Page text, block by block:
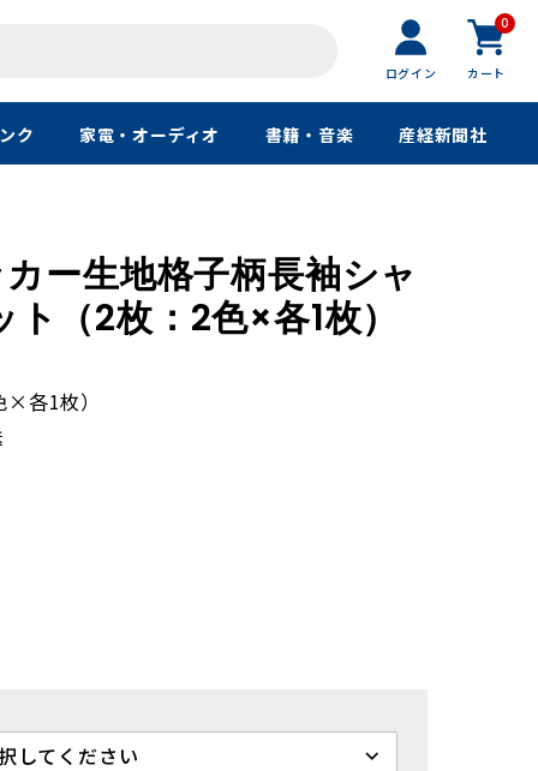
ログイン
0
カート
ク 家電・オーディオ 書籍・音楽 産経新聞社
ー生地格子柄長袖シャ
（2枚：2色×各1枚）
各1枚）